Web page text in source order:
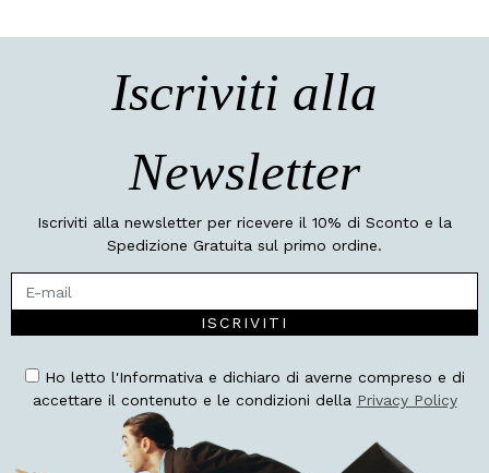
Iscriviti alla
Newsletter
Iscriviti alla newsletter per ricevere il 10% di Sconto e la
Spedizione Gratuita sul primo ordine.
ISCRIVITI
Ho letto l'Informativa e dichiaro di averne compreso e di
accettare il contenuto e le condizioni della Privacy Policy